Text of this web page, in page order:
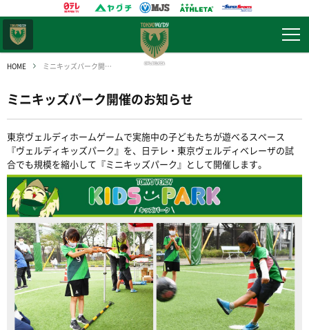
HOME ミニキッズパーク開催のお知らせ
ミニキッズパーク開催のお知らせ
東京ヴェルディホームゲームで実施中の子どもたちが遊べるスペース
『ヴェルディキッズパーク』を、日テレ・東京ヴェルディベレーザの試
合でも規模を縮小して『ミニキッズパーク』として開催します。